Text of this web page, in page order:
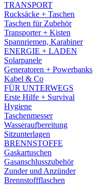
TRANSPORT
Rucksäcke + Taschen
Taschen für Zubehör
Transporter + Kisten
Spannriemen, Karabiner
ENERGIE + LADEN
Solarpanele
Generatoren + Powerbanks
Kabel & Co
FÜR UNTERWEGS
Erste Hilfe + Survival
Hygiene
Taschenmesser
Wasseraufbereitung
Sitzunterlagen
BRENNSTOFFE
Gaskartuschen
Gasanschlusszubehör
Zunder und Anzünder
Brennstoffflaschen